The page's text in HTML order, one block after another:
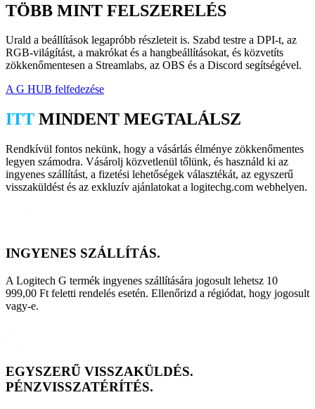
TÖBB MINT FELSZERELÉS
Urald a beállítások legapróbb részleteit is. Szabd testre a DPI-t, az
RGB-világítást, a makrókat és a hangbeállításokat, és közvetíts
zökkenőmentesen a Streamlabs, az OBS és a Discord segítségével.
A G HUB felfedezése
ITT MINDENT MEGTALÁLSZ
Rendkívül fontos nekünk, hogy a vásárlás élménye zökkenőmentes
legyen számodra. Vásárolj közvetlenül tőlünk, és használd ki az
ingyenes szállítást, a fizetési lehetőségek választékát, az egyszerű
visszaküldést és az exkluzív ajánlatokat a logitechg.com webhelyen.
INGYENES SZÁLLÍTÁS.
A Logitech G termék ingyenes szállítására jogosult lehetsz 10
999,00 Ft feletti rendelés esetén. Ellenőrizd a régiódat, hogy jogosult
vagy-e.
EGYSZERŰ VISSZAKÜLDÉS.
PÉNZVISSZATÉRÍTÉS.